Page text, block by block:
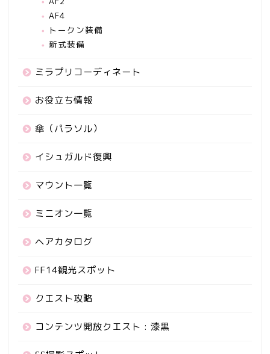
AF4
トークン装備
新式装備
ミラプリコーディネート
お役立ち情報
傘（パラソル）
イシュガルド復興
マウント一覧
ミニオン一覧
ヘアカタログ
FF14観光スポット
クエスト攻略
コンテンツ開放クエスト : 漆黒